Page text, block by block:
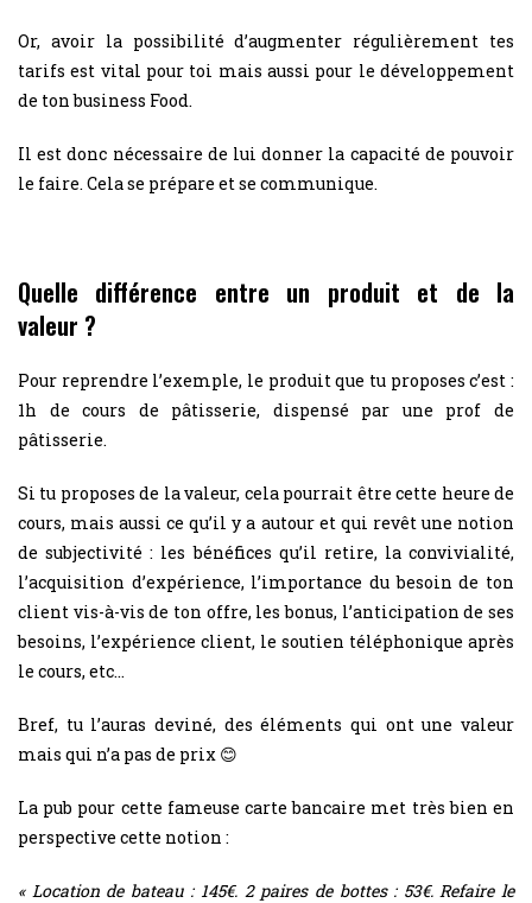
Or, avoir la possibilité d’augmenter régulièrement tes
tarifs est vital pour toi mais aussi pour le développement
de ton business Food.
Il est donc nécessaire de lui donner la capacité de pouvoir
le faire. Cela se prépare et se communique.
Quelle différence entre un produit et de la
valeur ?
Pour reprendre l’exemple, le produit que tu proposes c’est :
1h de cours de pâtisserie, dispensé par une prof de
pâtisserie.
Si tu proposes de la valeur, cela pourrait être cette heure de
cours, mais aussi ce qu’il y a autour et qui revêt une notion
de subjectivité : les bénéfices qu’il retire, la convivialité,
l’acquisition d’expérience, l’importance du besoin de ton
client vis-à-vis de ton offre, les bonus, l’anticipation de ses
besoins, l’expérience client, le soutien téléphonique après
le cours, etc…
Bref, tu l’auras deviné, des éléments qui ont une valeur
mais qui n’a pas de prix 😊
La pub pour cette fameuse carte bancaire met très bien en
perspective cette notion :
« Location de bateau : 145€. 2 paires de bottes : 53€. Refaire le